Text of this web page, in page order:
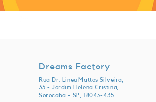
Dreams Factory
Rua Dr. Lineu Mattos Silveira,
35 - Jardim Helena Cristina,
Sorocaba - SP, 18045-435